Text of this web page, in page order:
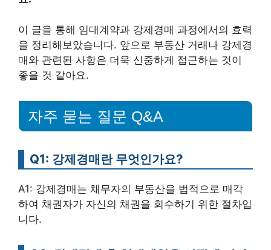
이 글을 통해 임대계약과 강제경매 과정에서의 효력
을 정리해보았습니다. 앞으로 부동산 거래나 강제경
매와 관련된 사항은 더욱 신중하게 접근하는 것이
좋을 것 같아요.
자주 묻는 질문 Q&A
Q1: 강제경매란 무엇인가요?
A1: 강제경매는 채무자의 부동산을 법적으로 매각
하여 채권자가 자신의 채권을 회수하기 위한 절차입
니다.